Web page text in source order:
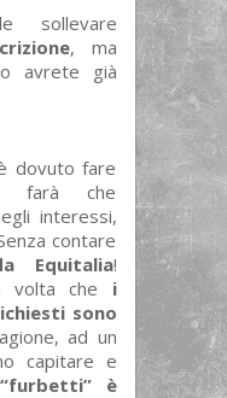
sollevare
, ma
avrete già
dovuto fare
farà che
interessi,
contare
Equitalia!
volta che i
sono
ad un
capitare e
è